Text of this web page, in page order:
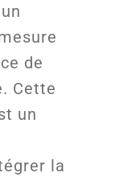
de
Cette
un
la